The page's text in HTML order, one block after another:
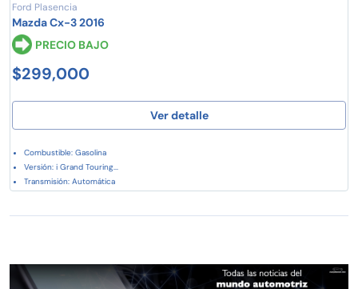
Ford Plasencia
Mazda Cx-3 2016
PRECIO BAJO
$299,000
Ver detalle
Combustible: Gasolina
Versión: i Grand Touring...
Transmisión: Automática